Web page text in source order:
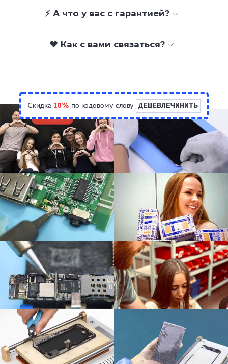
⚡ А что у вас с гарантией?
❤️ Как с вами связаться?
Скидка 10% по кодовому слову ДЕШЕВЛЕЧИНИТЬ